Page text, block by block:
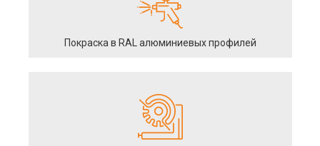
Покраска в RAL алюминиевых профилей